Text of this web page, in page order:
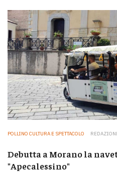
POLLINO CULTURA E SPETTACOLO
Debutta a Morano la
"Apecalessino"